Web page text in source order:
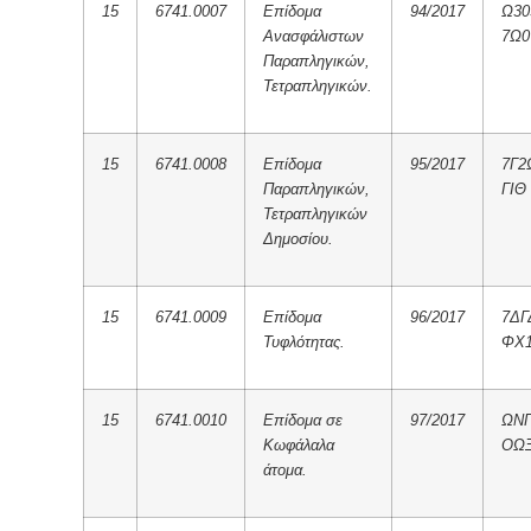
15 6741.0007
Επίδομα
Ανασφάλιστων
Παραπληγικών,
Τετραπληγικών.
94/2017
7Ω0
15 6741.0008
Επίδομα
Παραπληγικών,
Τετραπληγικών
Δημοσίου.
95/2017
ΓΙΘ
15 6741.0009
Επίδομα
Τυφλότητας.
96/2017
15 6741.0010
Επίδομα σε
Κωφάλαλα
άτομα.
97/2017